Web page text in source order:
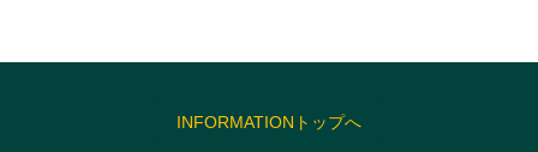
INFORMATIONトップへ